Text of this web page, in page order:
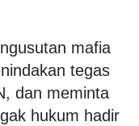
mafia
tegas
dan meminta
hukum hadir